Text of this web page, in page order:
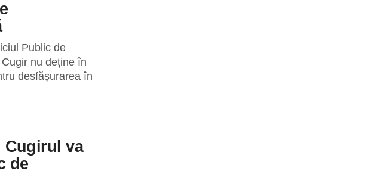
Public de
nu deține în
desfășurarea în
Cugirul va
de